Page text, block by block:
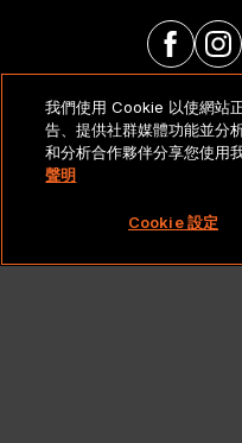
法
Copyright 2026
權所有
我們使用 Cookie 以使網站
告、提供社群媒體功能並分
和分析合作夥伴分享您使用
聲明
Cookie 設定